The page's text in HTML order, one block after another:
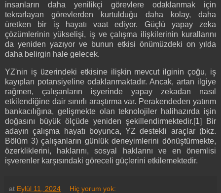
insanların daha yenilikçi görevlere odaklanmak için
tekrarlayan görevlerden kurtulduğu daha kolay, daha
üretken bir iş hayatı vaat ediyor. Güçlü yapay zeka
çözümlerinin yükselişi, iş ve çalışma ilişkilerinin kurallarını
da yeniden yazıyor ve bunun etkisi önümüzdeki on yılda
daha belirgin hale gelecek.
YZ'nin iş üzerindeki etkisine ilişkin mevcut ilginin çoğu, iş
kayıpları potansiyeline odaklanmaktadır. Ancak, artan ilgiye
rağmen, çalışanların işyerinde yapay zekadan nasıl
etkilendiğine dair sınırlı araştırma var. Perakendeden yatırım
bankacılığına, gelişmekte olan teknolojiler halihazırda işin
doğasını büyük ölçüde yeniden şekillendirmektedir.[1] Bir
adayın çalışma hayatı boyunca, YZ destekli araçlar (bkz.
Bölüm 3) çalışanların günlük deneyimlerini dönüştürmekte,
özerkliklerini, haklarını, sosyal haklarını ve en önemlisi
işverenler karşısındaki göreceli güçlerini etkilemektedir.
at Eylül 11, 2024 Hiç yorum yok: